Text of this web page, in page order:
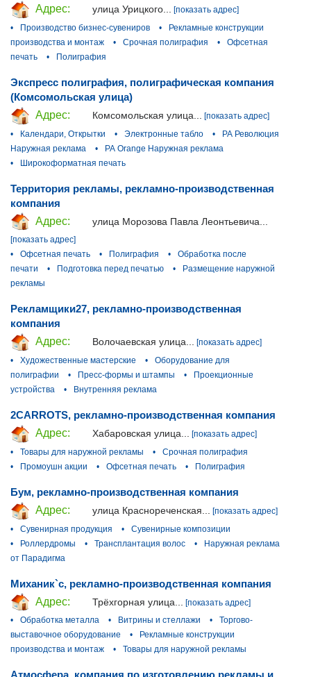
Адрес:
улица Урицкого...
[показать адрес]
•
Производство бизнес-сувениров •
Рекламные конструкции
производства и монтаж
• Срочная полиграфия •
Офсетная
печать
• Полиграфия
Экспресс полиграфия, полиграфическая компания
(Комсомольская улица)
Адрес:
Комсомольская улица...
[показать адрес]
•
Календари, Открытки • Электронные табло •
РА Революция
Наружная реклама
•
РА Orange Наружная реклама
•
Широкоформатная печать
Территория рекламы, рекламно-производственная
компания
Адрес:
улица Морозова Павла Леонтьевича...
[показать адрес]
•
Офсетная печать • Полиграфия •
Обработка после
печати
• Подготовка перед печатью •
Размещение наружной
рекламы
Рекламщики27, рекламно-производственная
компания
Адрес:
Волочаевская улица... [показать адрес]
•
Художественные мастерские •
Оборудование для
полиграфии
• Пресс-формы и штампы •
Проекционные
устройства
• Внутренняя реклама
2CARROTS, рекламно-производственная компания
Адрес:
Хабаровская улица...
[показать адрес]
•
Товары для наружной рекламы •
Срочная полиграфия
•
Промоушн акции • Офсетная печать • Полиграфия
Бум, рекламно-производственная компания
Адрес:
улица Краснореченская...
[показать адрес]
•
Сувенирная продукция •
Сувенирные композиции
•
Роллердромы • Трансплантация волос •
Наружная реклама
от Парадигма
Миханик`с, рекламно-производственная компания
Адрес:
Трёхгорная улица...
[показать адрес]
•
Обработка металла • Витрины и стеллажи •
Торгово-
выставочное оборудование
•
Рекламные конструкции
производства и монтаж
• Товары для наружной рекламы